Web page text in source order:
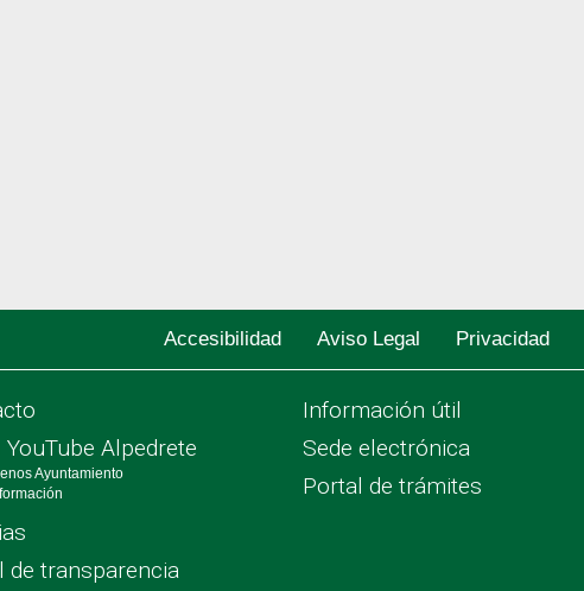
Accesibilidad Aviso Legal Privacidad
YouTube Alpedrete
Ayuntamiento
de transparencia
Información útil
Sede electrónica
Portal de trámites